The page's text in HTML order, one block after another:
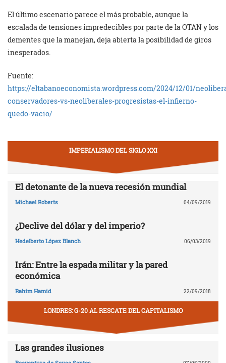
El último escenario parece el más probable, aunque la
escalada de tensiones impredecibles por parte de la OTAN y los
dementes que la manejan, deja abierta la posibilidad de giros
inesperados.
Fuente:
https://eltabanoeconomista.wordpress.com/2024/12/01/
conservadores-vs-neoliberales-progresistas-el-infierno-
quedo-vacio/
IMPERIALISMO DEL SIGLO XXI
El detonante de la nueva recesión mundial
Michael Roberts 04/09/2019
¿Declive del dólar y del imperio?
Hedelberto López Blanch 06/03/2019
Irán: Entre la espada militar y la pared
económica
Rahim Hamid 22/09/2018
LONDRES: G-20 AL RESCATE DEL CAPITALISMO
Las grandes ilusiones